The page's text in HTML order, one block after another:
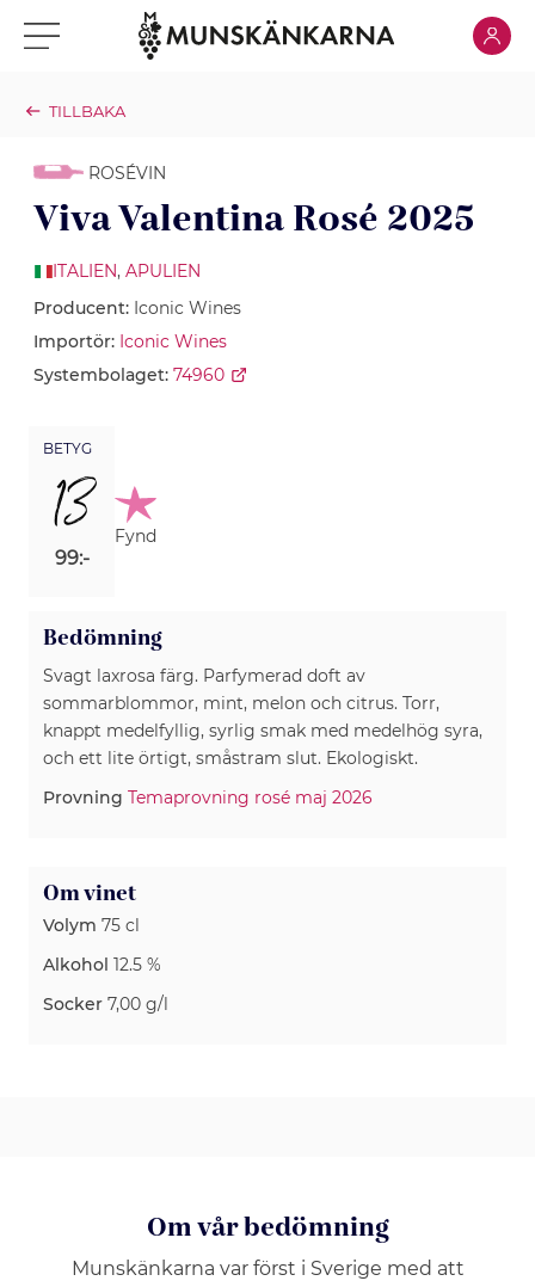
Klicka för meny Klicka
TILLBAKA
ROSÉVIN
Viva Valentina Rosé 2025
ITALIEN, APULIEN
Producent: Iconic Wines
Importör: Iconic Wines
Systembolaget: 74960
BETYG
13
99:-
Fynd
Bedömning
Svagt laxrosa färg. Parfymerad doft av
sommarblommor, mint, melon och citrus. Torr,
knappt medelfyllig, syrlig smak med medelhög syra,
och ett lite örtigt, småstram slut. Ekologiskt.
Provning Temaprovning rosé maj 2026
Om vinet
Volym 75 cl
Alkohol 12.5 %
Socker 7,00 g/l
Om vår bedömning
Munskänkarna var först i Sverige med att